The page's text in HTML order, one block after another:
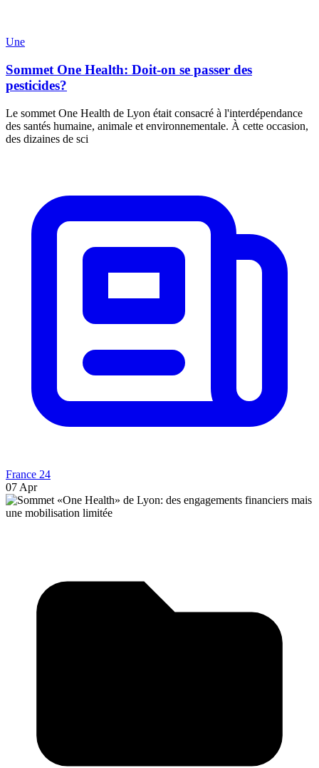
Une
Sommet One Health: Doit-on se passer des
pesticides?
Le sommet One Health de Lyon était consacré à l'interdépendance
des santés humaine, animale et environnementale. À cette occasion,
des dizaines de sci
France 24
07 Apr